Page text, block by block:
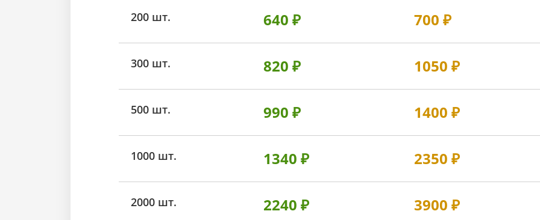
200 шт. 640 ₽ 700 ₽
300 шт. 820 ₽ 1050 ₽
500 шт. 990 ₽ 1400 ₽
1000 шт. 1340 ₽ 2350 ₽
2000 шт. 2240 ₽ 3900 ₽